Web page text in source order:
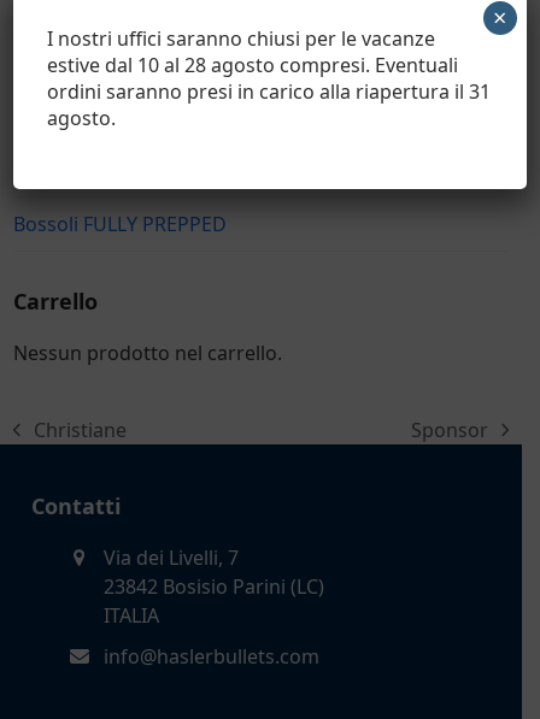
Hasler Long Range
Hasler Sport
Bossoli FULLY PREPPED
Carrello
Nessun prodotto nel carrello.
postChristiane
articolo
Sponsor
Contatti
Via dei Livelli, 7
23842 Bosisio Parini (LC)
ITALIA
info@haslerbullets.com
I nostri uffici saranno chiusi per le vacanze
estive dal 10 al 28 agosto compresi. Eventuali
ordini saranno presi in carico alla riapertura il 31
agosto.
×